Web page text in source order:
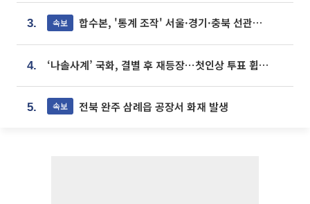
3. 속보 합수본, '통계 조작' 서울·경기·충북 선관위 등 추가 압수수색
4. ‘나솔사계’ 국화, 결별 후 재등장⋯첫인상 투표 휩쓸고 ‘인기녀’ 등극
5. 속보 전북 완주 삼례읍 공장서 화재 발생